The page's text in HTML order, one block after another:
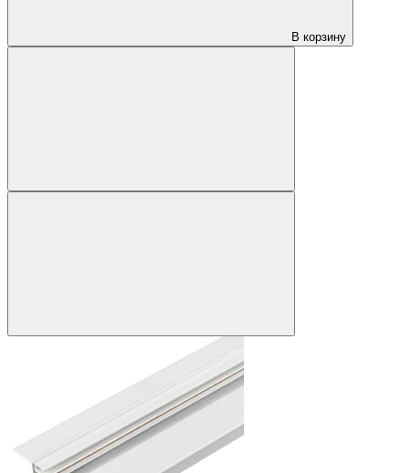
В корзину